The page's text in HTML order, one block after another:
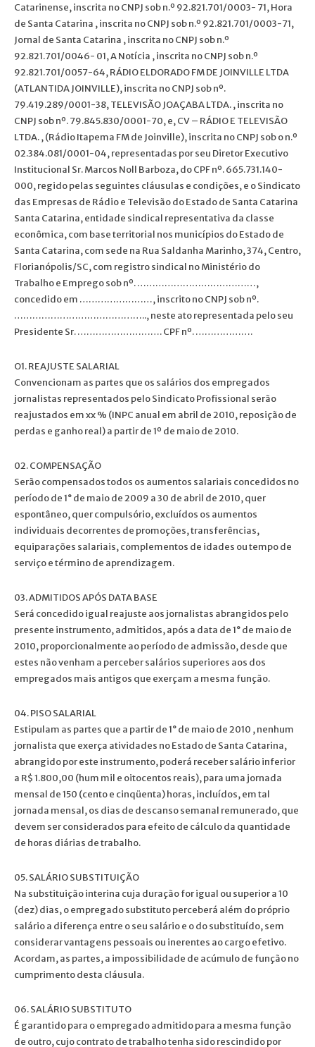
Catarinense, inscrita no CNPJ sob n.º 92.821.701/0003- 71, Hora
de Santa Catarina , inscrita no CNPJ sob n.º 92.821.701/0003-71,
Jornal de Santa Catarina , inscrita no CNPJ sob n.º
92.821.701/0046- 01, A Notícia , inscrita no CNPJ sob n.º
92.821.701/0057-64, RÁDIO ELDORADO FM DE JOINVILLE LTDA
(ATLANTIDA JOINVILLE), inscrita no CNPJ sob nº.
79.419.289/0001-38, TELEVISÃO JOAÇABA LTDA. , inscrita no
CNPJ sob nº. 79.845.830/0001-70, e, CV – RÁDIO E TELEVISÃO
LTDA. , (Rádio Itapema FM de Joinville), inscrita no CNPJ sob o n.º
02.384.081/0001-04, representadas por seu Diretor Executivo
Institucional Sr. Marcos Noll Barboza, do CPF nº. 665.731.140-
000, regido pelas seguintes cláusulas e condições, e o Sindicato
das Empresas de Rádio e Televisão do Estado de Santa Catarina
Santa Catarina, entidade sindical representativa da classe
econômica, com base territorial nos municípios do Estado de
Santa Catarina, com sede na Rua Saldanha Marinho, 374, Centro,
Florianópolis/SC, com registro sindical no Ministério do
Trabalho e Emprego sob nº. …………………………………,
concedido em ……………………, inscrito no CNPJ sob nº.
…………………………………….., neste ato representada pelo seu
Presidente Sr. ………………………. CPF nº. ……………….
O1. REAJUSTE SALARIAL
Convencionam as partes que os salários dos empregados
jornalistas representados pelo Sindicato Profissional serão
reajustados em xx % (INPC anual em abril de 2010, reposição de
perdas e ganho real) a partir de 1º de maio de 2010.
02. COMPENSAÇÃO
Serão compensados todos os aumentos salariais concedidos no
período de 1° de maio de 2009 a 30 de abril de 2010, quer
espontâneo, quer compulsório, excluídos os aumentos
individuais decorrentes de promoções, transferências,
equiparações salariais, complementos de idades ou tempo de
serviço e término de aprendizagem.
03. ADMITIDOS APÓS DATA BASE
Será concedido igual reajuste aos jornalistas abrangidos pelo
presente instrumento, admitidos, após a data de 1° de maio de
2010, proporcionalmente ao período de admissão, desde que
estes não venham a perceber salários superiores aos dos
empregados mais antigos que exerçam a mesma função.
04. PISO SALARIAL
Estipulam as partes que a partir de 1° de maio de 2010 , nenhum
jornalista que exerça atividades no Estado de Santa Catarina,
abrangido por este instrumento, poderá receber salário inferior
a R$ 1.800,00 (hum mil e oitocentos reais), para uma jornada
mensal de 150 (cento e cinqüenta) horas, incluídos, em tal
jornada mensal, os dias de descanso semanal remunerado, que
devem ser considerados para efeito de cálculo da quantidade
de horas diárias de trabalho.
05. SALÁRIO SUBSTITUIÇÃO
Na substituição interina cuja duração for igual ou superior a 10
(dez) dias, o empregado substituto perceberá além do próprio
salário a diferença entre o seu salário e o do substituído, sem
considerar vantagens pessoais ou inerentes ao cargo efetivo.
Acordam, as partes, a impossibilidade de acúmulo de função no
cumprimento desta cláusula.
06. SALÁRIO SUBSTITUTO
É garantido para o empregado admitido para a mesma função
de outro, cujo contrato de trabalho tenha sido rescindido por